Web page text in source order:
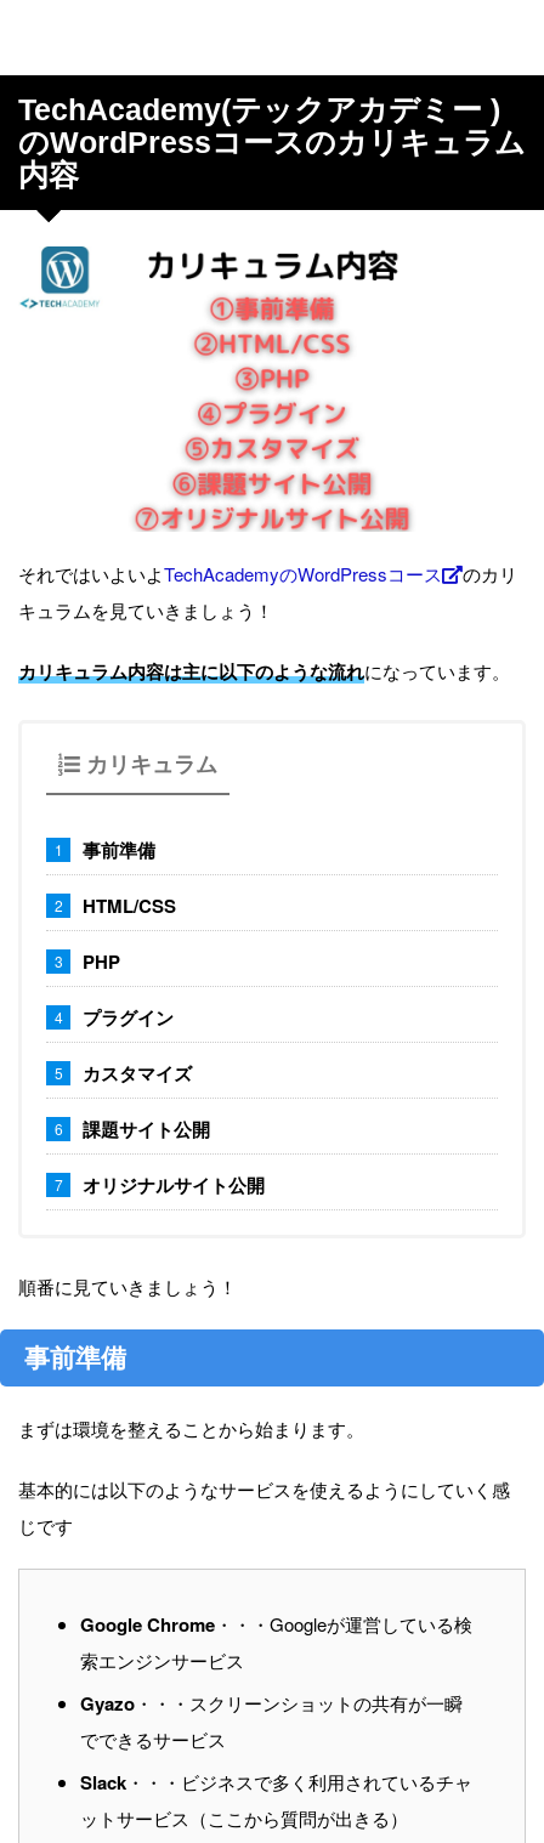
TechAcademy(テックアカデミー )
のWordPressコースのカリキュラム
内容
それではいよいよTechAcademyのWordPressコース
のカリ
キュラムを見ていきましょう！
カリキュラム内容は主に以下のような流れになっています。
カリキュラム
事前準備
HTML/CSS
PHP
プラグイン
カスタマイズ
課題サイト公開
オリジナルサイト公開
順番に見ていきましょう！
事前準備
まずは環境を整えることから始まります。
基本的には以下のようなサービスを使えるようにしていく感
じです
Google Chrome ・・・Googleが運営している検
索エンジンサービス
Gyazo ・・・スクリーンショットの共有が一瞬
でできるサービス
Slack ・・・ビジネスで多く利用されているチャ
ットサービス（ここから質問が出きる）